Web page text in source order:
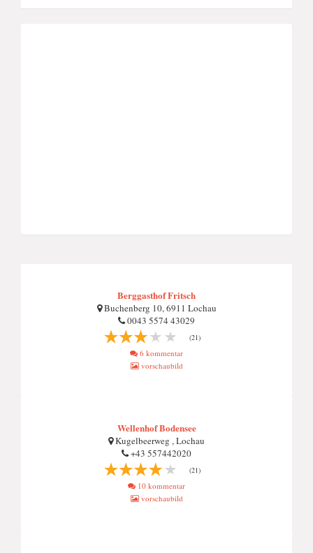
Berggasthof Fritsch
Buchenberg 10, 6911 Lochau
0043 5574 43029
(21)
6 kommentar
vorschaubild
Wellenhof Bodensee
Kugelbeerweg , Lochau
+43 557442020
(21)
10 kommentar
vorschaubild